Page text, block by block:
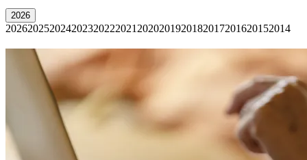
2026
2026202520242023202220212020201920182017201620152014